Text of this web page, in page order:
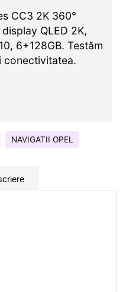
CC3 2K 360°
QLED 2K,
6+128GB. Testăm
conectivitatea.
NAVIGATII OPEL